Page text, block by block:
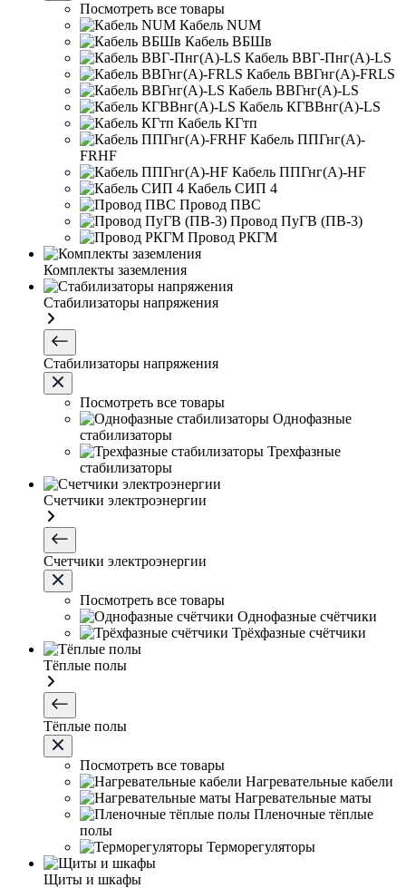
Посмотреть все товары
Кабель NUM
Кабель ВБШв
Кабель ВВГ-Пнг(А)-LS
Кабель ВВГнг(А)-FRLS
Кабель ВВГнг(А)-LS
Кабель КГВВнг(А)-LS
Кабель КГтп
Кабель ППГнг(А)-
FRHF
Кабель ППГнг(А)-HF
Кабель СИП 4
Провод ПВС
Провод ПуГВ (ПВ-3)
Провод РКГМ
Комплекты заземления
Стабилизаторы напряжения
Стабилизаторы напряжения
Посмотреть все товары
Однофазные
стабилизаторы
Трехфазные
стабилизаторы
Счетчики электроэнергии
Счетчики электроэнергии
Посмотреть все товары
Однофазные счётчики
Трёхфазные счётчики
Тёплые полы
Тёплые полы
Посмотреть все товары
Нагревательные кабели
Нагревательные маты
Пленочные тёплые
полы
Терморегуляторы
Щиты и шкафы